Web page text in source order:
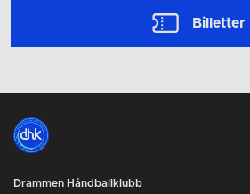
Billetter
Drammen Håndballklubb